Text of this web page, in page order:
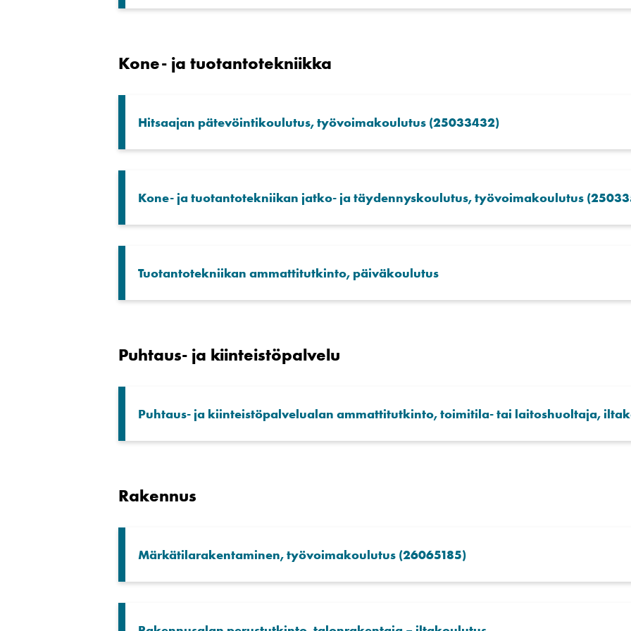
Kone- ja tuotantotekniikka
Hitsaajan pätevöintikoulutus, työvoimakoulutus (25033432)
Kone- ja tuotantotekniikan jatko- ja täydennyskoulutus, työvoimakoulutus
Tuotantotekniikan ammattitutkinto, päiväkoulutus
Puhtaus- ja kiinteistöpalvelu
Puhtaus- ja kiinteistöpalvelualan ammattitutkinto, toimitila- tai laitoshuoltaja,
Rakennus
Märkätilarakentaminen, työvoimakoulutus (26065185)